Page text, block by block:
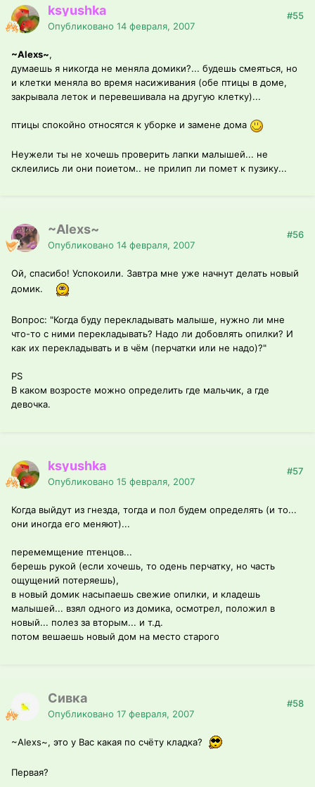
ksyushka
Опубликовано 14 февраля, 2007
#55
~Alexs~,
думаешь я никогда не меняла домики?... будешь смеяться, но
и клетки меняла во время насиживания (обе птицы в доме,
закрывала леток и перевешивала на другую клетку)...
птицы спокойно относятся к уборке и замене дома
Неужели ты не хочешь проверить лапки малышей... не
склеились ли они поиетом.. не прилип ли помет к пузику...
~Alexs~
Опубликовано 14 февраля, 2007
#56
Ой, спасибо! Успокоили. Завтра мне уже начнут делать новый
домик.
Вопрос: "Когда буду перекладывать малыше, нужно ли мне
что-то с ними перекладывать? Надо ли добовлять опилки? И
как их перекладывать и в чём (перчатки или не надо)?"
PS
В каком возросте можно определить где мальчик, а где
девочка.
ksyushka
Опубликовано 15 февраля, 2007
#57
Когда выйдут из гнезда, тогда и пол будем определять (и то...
они иногда его меняют)...
перемемщение птенцов...
берешь рукой (если хочешь, то одень перчатку, но часть
ощущений потеряешь),
в новый домик насыпаешь свежие опилки, и кладешь
малышей... взял одного из домика, осмотрел, положил в
новый... полез за вторым... и т.д.
потом вешаешь новый дом на место старого
Сивка
Опубликовано 17 февраля, 2007
#58
~Alexs~, это у Вас какая по счёту кладка?
Первая?